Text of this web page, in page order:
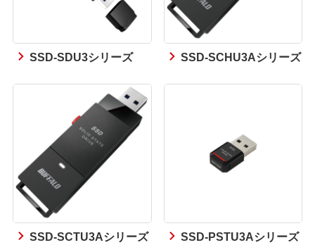
SSD-SDU3シリーズ SSD-SCHU3Aシリーズ
SSD-SCTU3Aシリーズ SSD-PSTU3Aシリーズ